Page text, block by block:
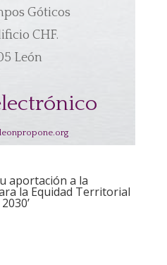
Góticos
CHF.
León
aportación a la
la Equidad Territorial